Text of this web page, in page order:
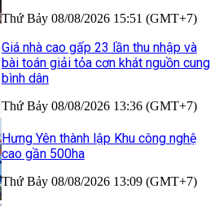
Thứ Bảy 08/08/2026 15:51 (GMT+7)
Giá nhà cao gấp 23 lần thu nhập và
bài toán giải tỏa cơn khát nguồn cung
bình dân
Thứ Bảy 08/08/2026 13:36 (GMT+7)
Hưng Yên thành lập Khu công nghệ
cao gần 500ha
Thứ Bảy 08/08/2026 13:09 (GMT+7)